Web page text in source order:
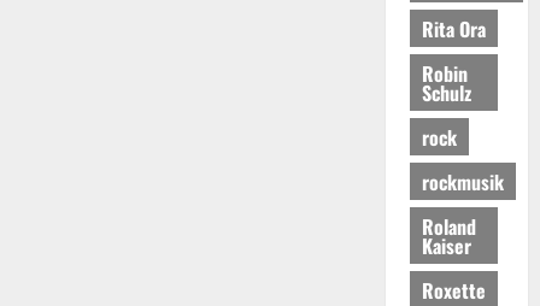
Rita Ora
Robin
Schulz
rock
rockmusik
Roland
Kaiser
Roxette